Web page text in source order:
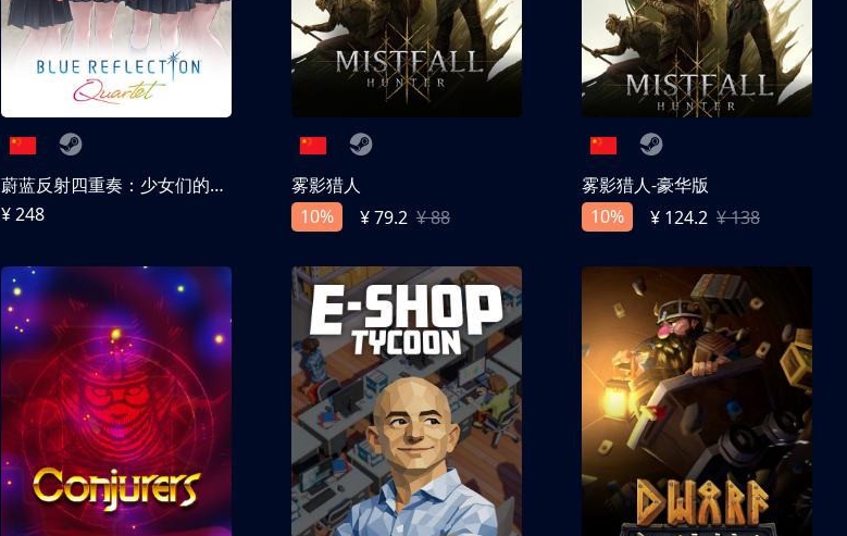
蔚蓝反射四重奏：少女们的奇迹
¥ 248
雾影猎人
10%
¥ 79.2 ¥ 88
雾影猎人-豪华版
10%
¥ 124.2 ¥ 138